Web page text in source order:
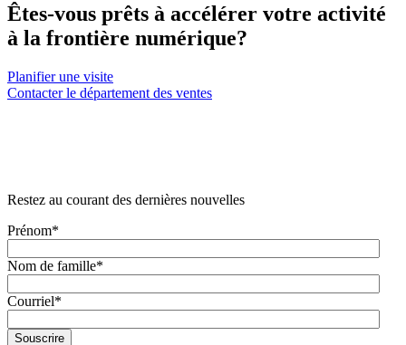
Êtes-vous prêts à accélérer votre activité
à la frontière numérique?
Planifier une visite
Contacter le département des ventes
Restez au courant des dernières nouvelles
Prénom*
Nom de famille*
Courriel*